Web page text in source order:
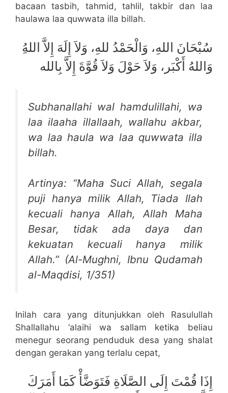
bacaan tasbih, tahmid, tahlil, takbir dan laa
haulawa laa quwwata illa billah.
وَاللهُ أَكْبَر، وَلاَ حَوْلَ وَلاَ قُوَّةَ إِلاَّ بِالله
Subhanallahi wal hamdulillahi, wa
laa ilaaha illallaah, wallahu akbar,
wa laa haula wa laa quwwata illa
billah.
Artinya: “Maha Suci Allah, segala
puji hanya milik Allah, Tiada Ilah
kecuali hanya Allah, Allah Maha
Besar, tidak ada daya dan
kekuatan kecuali hanya milik
Allah.” (Al-Mughni, Ibnu Qudamah
al-Maqdisi, 1/351)
Inilah cara yang ditunjukkan oleh Rasulullah
Shallallahu ‘alaihi wa sallam ketika beliau
menegur seorang penduduk desa yang shalat
dengan gerakan yang terlalu cepat,
إِذَا قُمْتَ إِلَى الصَّلَاةِ فَتَوَضَّأْ كَمَا أَمَرَكَ